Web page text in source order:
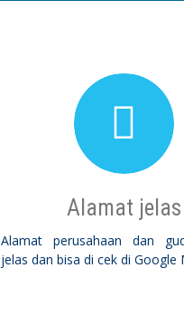
Alamat jelas
Alamat perusahaan dan
jelas dan bisa di cek di Google